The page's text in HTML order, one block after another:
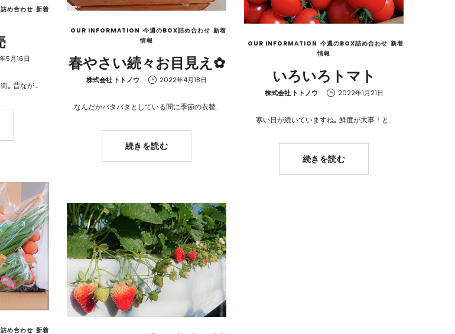
め合わせ 新着
5月16日
｡ 昔なが…
OUR INFORMATION 今週のBOX詰め合わせ 新着
情報
春やさい続々お目見え✿
by
株式会社 トトノウ 2022年4月18日
なんだかバタバタとしている間に季節の衣替…
続きを読む
OUR INFORMATION 今週のBOX詰め合わせ 新着
情報
いろいろトマト
by
株式会社 トトノウ 2022年1月21日
寒い日が続いていますね｡ 鮮度が大事！と…
続きを読む
め合わせ 新着